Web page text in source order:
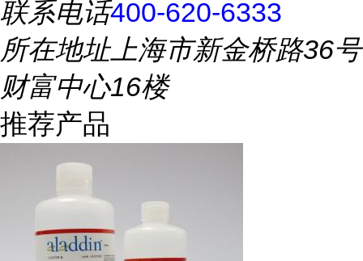
联系电话400-620-6333
所在地址上海市新金桥路36号
财富中心16楼
推荐产品